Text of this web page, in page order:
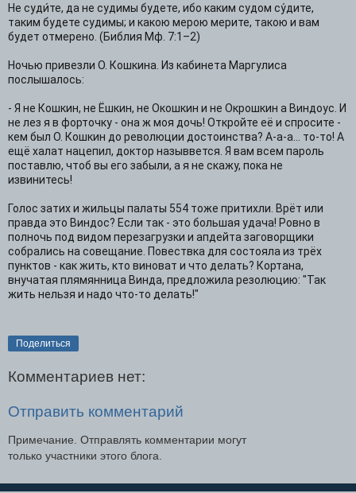
Не суди́те, да не судимы будете, ибо каким судом су́дите,
таким будете судимы; и какою мерою мерите, такою и вам
будет отмерено. (Библия Мф. 7:1–2)
Ночью привезли О. Кошкина. Из кабинета Маргулиса
послышалось:
- Я не Кошкин, не Ёшкин, не Окошкин и не Окрошкин а Виндоус. И
не лез я в форточку - она ж моя дочь! Откройте её и спросите -
кем был О. Кошкин до революции достоинства? А-а-а... то-то! А
ещё халат нацепил, доктор назыввется. Я вам всем пароль
поставлю, чтоб вы его забыли, а я не скажу, пока не
извинитесь!
Голос затих и жильцы палаты 554 тоже притихли. Врёт или
правда это Виндос? Если так - это большая удача! Ровно в
полночь под видом перезагрузки и апдейта заговорщики
собрались на совещание. Повествка для состояла из трёх
пунктов - как жить, кто виноват и что делать? Кортана,
внучатая плямянница Винда, предложила резолюцию: "Так
жить нельзя и надо что-то делать!"
Поделиться
Комментариев нет:
Отправить комментарий
Примечание. Отправлять комментарии могут
только участники этого блога.